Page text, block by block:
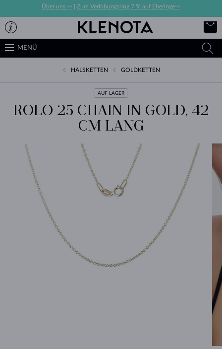
Über uns -> Zum Verlobungsring 7 % auf Eheringe->
MENÜ
HALSKETTEN GOLDKETTEN
AUF LAGER
ROLO 25 CHAIN IN GOLD, 42
CM LANG